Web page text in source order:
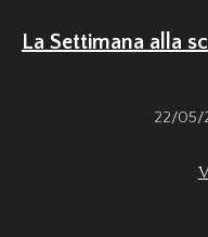
La Settimana alla
22/05/